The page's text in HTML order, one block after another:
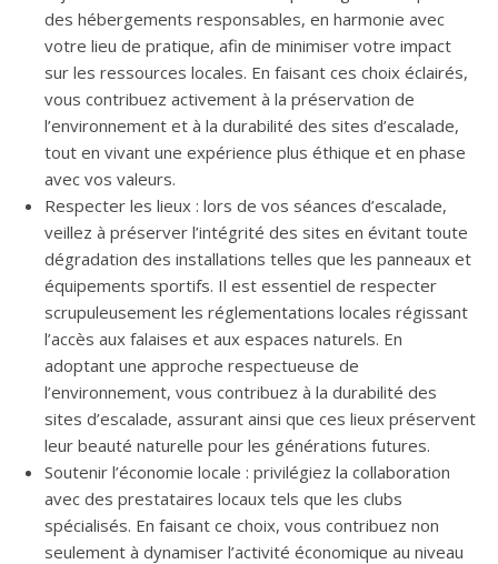
des hébergements responsables, en harmonie avec
votre lieu de pratique, afin de minimiser votre impact
sur les ressources locales. En faisant ces choix éclairés,
vous contribuez activement à la préservation de
l’environnement et à la durabilité des sites d’escalade,
tout en vivant une expérience plus éthique et en phase
avec vos valeurs.
Respecter les lieux : lors de vos séances d’escalade,
veillez à préserver l’intégrité des sites en évitant toute
dégradation des installations telles que les panneaux et
équipements sportifs. Il est essentiel de respecter
scrupuleusement les réglementations locales régissant
l’accès aux falaises et aux espaces naturels. En
adoptant une approche respectueuse de
l’environnement, vous contribuez à la durabilité des
sites d’escalade, assurant ainsi que ces lieux préservent
leur beauté naturelle pour les générations futures.
Soutenir l’économie locale : privilégiez la collaboration
avec des prestataires locaux tels que les clubs
spécialisés. En faisant ce choix, vous contribuez non
seulement à dynamiser l’activité économique au niveau